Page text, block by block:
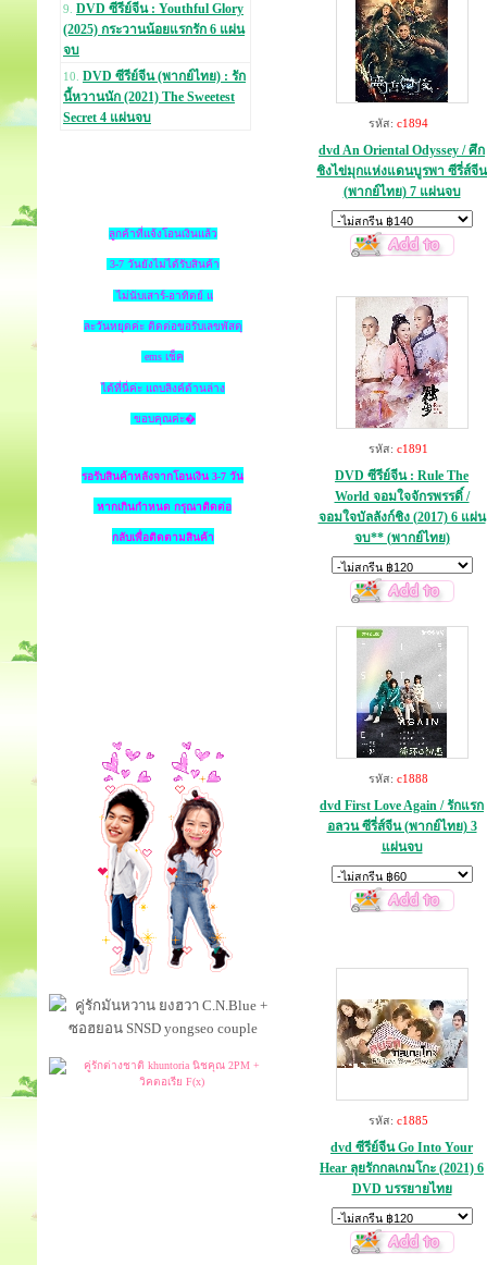
9. DVD ซีรีย์จีน : Youthful Glory
(2025) กระวานน้อยแรกรัก 6 แผ่น
จบ
10. DVD ซีรีย์จีน (พากย์ไทย) : รัก
นี้หวานนัก (2021) The Sweetest
Secret 4 แผ่นจบ
ลูกค้าที่แจ้งโอนเงินแล้ว
3-7 วันยังไม่ได้รับสินค้า
ไม่นับเสาร์-อาทิตย์ แ
ละวันหยุดค่ะ ติดต่อขอรับเลขพัสดุ
ems เช็ค
ได้ที่นี่ค่ะ แถบลิงค์ด้านล่าง
ขอบคุณค่ะ�
รอรับสินค้าหลังจากโอนเงิน 3-7 วัน
หากเกินกำหนด กรุณาติดต่อ
กลับเพื่อติดตามสินค้า
รหัส: c1894
dvd An Oriental Odyssey / ศึก
ชิงไข่มุกแห่งแดนบูรพา ซีรี่ส์จีน
(พากย์ไทย) 7 แผ่นจบ
รหัส: c1891
DVD ซีรีย์จีน : Rule The
World จอมใจจักรพรรดิ์ /
จอมใจบัลลังก์ชิง (2017) 6 แผ่น
จบ** (พากย์ไทย)
รหัส: c1888
dvd First Love Again / รักแรก
อลวน ซีรี่ส์จีน (พากย์ไทย) 3
แผ่นจบ
รหัส: c1885
dvd ซีรีย์จีน Go Into Your
Hear ลุยรักกลเกมโกะ (2021) 6
DVD บรรยายไทย